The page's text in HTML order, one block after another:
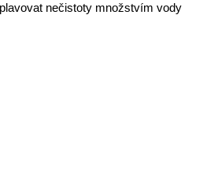
nečistoty množstvím vody